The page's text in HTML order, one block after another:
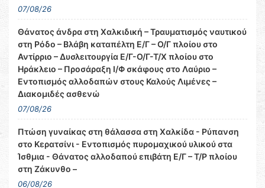
07/08/26
Θάνατος άνδρα στη Χαλκιδική – Τραυματισμός ναυτικού
στη Ρόδο – Βλάβη καταπέλτη Ε/Γ – Ο/Γ πλοίου στο
Αντίρριο – Δυσλειτουργία Ε/Γ-Ο/Γ-Τ/Χ πλοίου στο
Ηράκλειο – Προσάραξη Ι/Φ σκάφους στο Λαύριο –
Εντοπισμός αλλοδαπών στους Καλούς Λιμένες –
Διακομιδές ασθενώ
07/08/26
Πτώση γυναίκας στη θάλασσα στη Χαλκίδα - Ρύπανση
στο Κερατσίνι - Εντοπισμός πυρομαχικού υλικού στα
Ίσθμια - Θάνατος αλλοδαπού επιβάτη Ε/Γ – Τ/Ρ πλοίου
στη Ζάκυνθο –
06/08/26